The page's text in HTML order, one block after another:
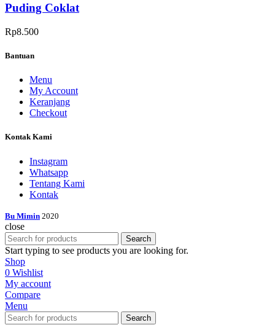
Puding Coklat
Rp8.500
Bantuan
Menu
My Account
Keranjang
Checkout
Kontak Kami
Instagram
Whatsapp
Tentang Kami
Kontak
Bu Mimin 2020
close
Search
Start typing to see products you are looking for.
Shop
0 Wishlist
My account
Compare
Menu
Search